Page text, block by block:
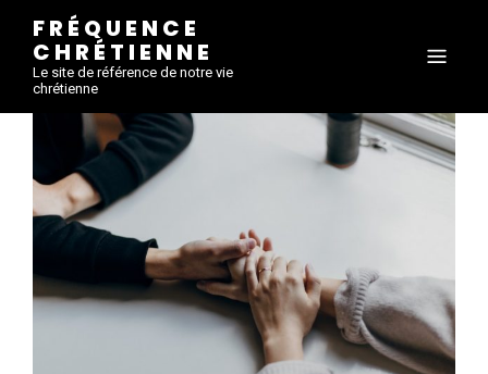
FRÉQUENCE
CHRÉTIENNE
Le site de référence de notre vie
chrétienne